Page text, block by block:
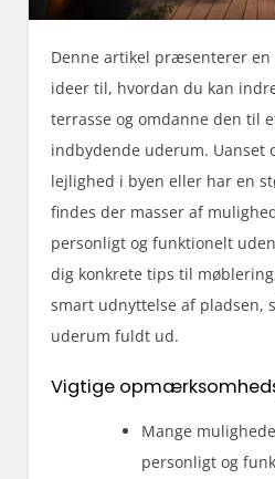
Denne artikel præsenterer
ideer til, hvordan du kan
terrasse og omdanne den til
indbydende uderum. Uanset
lejlighed i byen eller har en
findes der masser af
personligt og funktionelt
dig konkrete tips til
smart udnyttelse af pladsen,
uderum fuldt ud.
Vigtige
Mange
personligt og